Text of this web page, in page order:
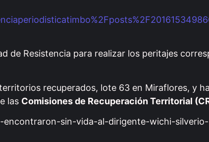
de Resistencia para realizar los peritajes
recuperados, lote 63 en Miraflores, y
las Comisiones de Recuperación Territorial
sin-vida-al-dirigente-wichi-